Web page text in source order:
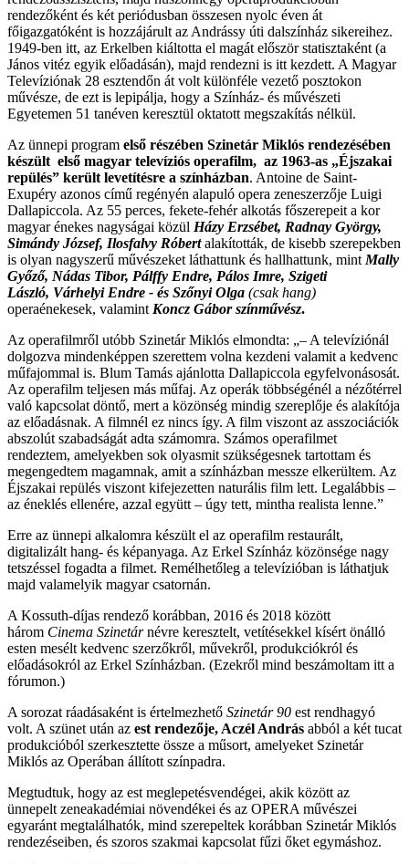
rendezőként és két periódusban összesen nyolc éven át
főigazgatóként is hozzájárult az Andrássy úti dalszínház sikereihez.
1949-ben itt, az Erkelben kiáltotta el magát először statisztaként (a
János vitéz egyik előadásán), majd rendezni is itt kezdett. A Magyar
Televíziónak 28 esztendőn át volt különféle vezető posztokon
művésze, de ezt is lepipálja, hogy a Színház- és művészeti
Egyetemen 51 tanéven keresztül oktatott megszakítás nélkül.
Az ünnepi program első részében Szinetár Miklós rendezésében
készült első magyar televíziós operafilm, az 1963-as „Éjszakai
repülés” került levetítésre a színházban. Antoine de Saint-
Exupéry azonos című regényén alapuló opera zeneszerzője Luigi
Dallapiccola. Az 55 perces, fekete-fehér alkotás főszerepeit a kor
magyar énekes nagyságai közül Házy Erzsébet, Radnay György,
Simándy József, Ilosfalvy Róbertalakították, de kisebb szerepekben
is olyan nagyszerű művészeket láthattunk és hallhattunk, mint Mally
Győző, Nádas Tibor, Pálffy Endre, Pálos Imre, Szigeti
László, Várhelyi Endre - és Szőnyi Olga (csak hang)
operaénekesek, valamint Koncz Gábor színművész.
Az operafilmről utóbb Szinetár Miklós elmondta: „– A televíziónál
dolgozva mindenképpen szerettem volna kezdeni valamit a kedvenc
műfajommal is. Blum Tamás ajánlotta Dallapiccola egyfelvonásosát.
Az operafilm teljesen más műfaj. Az operák többségénél a nézőtérrel
való kapcsolat döntő, mert a közönség mindig szereplője és alakítója
az előadásnak. A filmnél ez nincs így. A film viszont az asszociációk
abszolút szabadságát adta számomra. Számos operafilmet
rendeztem, amelyekben sok olyasmit szükségesnek tartottam és
megengedtem magamnak, amit a színházban messze elkerültem. Az
Éjszakai repülés viszont kifejezetten naturális film lett. Legalábbis –
az éneklés ellenére, azzal együtt – úgy tett, mintha realista lenne.”
Erre az ünnepi alkalomra készült el az operafilm restaurált,
digitalizált hang- és képanyaga. Az Erkel Színház közönsége nagy
tetszéssel fogadta a filmet. Remélhetőleg a televízióban is láthatjuk
majd valamelyik magyar csatornán.
A Kossuth-díjas rendező korábban, 2016 és 2018 között
három Cinema Szinetárnévre keresztelt, vetítésekkel kísért önálló
esten mesélt kedvenc szerzőkről, művekről, produkciókról és
előadásokról az Erkel Színházban. (Ezekről mind beszámoltam itt a
fórumon.)
A sorozat ráadásaként is értelmezhető Szinetár 90 est rendhagyó
volt. A szünet után az est rendezője, Aczél András abból a két tucat
produkcióból szerkesztette össze a műsort, amelyeket Szinetár
Miklós az Operában állított színpadra.
Megtudtuk, hogy az est meglepetésvendégei, akik között az
ünnepelt zeneakadémiai növendékei és az OPERA művészei
egyaránt megtalálhatók, mind szerepeltek korábban Szinetár Miklós
rendezéseiben, és szoros szakmai kapcsolat fűzi őket egymáshoz.